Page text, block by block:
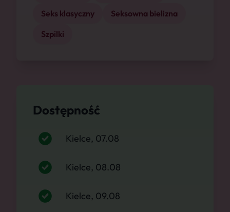
Seks klasyczny
Seksowna bielizna
Szpilki
Dostępność
Kielce, 07.08
Kielce, 08.08
Kielce, 09.08